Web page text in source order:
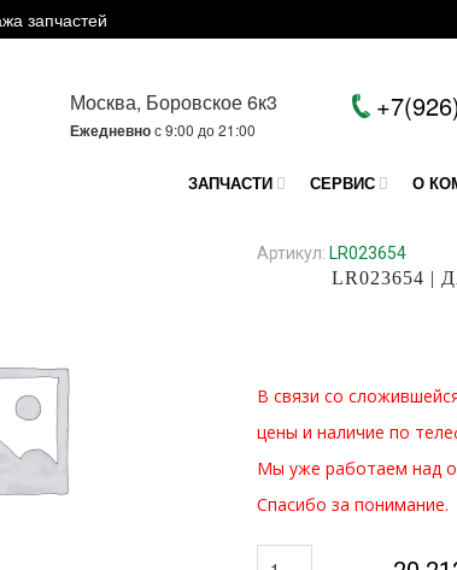
запчастей
Москва, Боровское 6к3
Ежедневнос 9:00 до 21:00
ЗАПЧАСТИ СЕРВИС О
LR023654
В связи со
цены и наличие по
Мы уже работаем над
Спасибо за понимание.
Артикул: LR023654